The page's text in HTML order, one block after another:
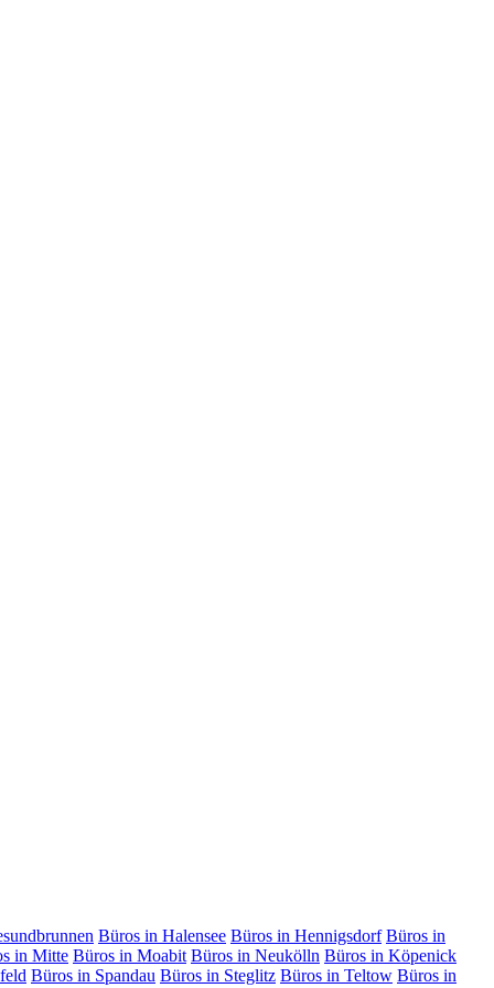
Büros in Halensee Büros in Hennigsdorf Büros in
in Mitte Büros in Moabit Büros in Neukölln Büros in Köpenick
Büros in Spandau Büros in Steglitz Büros in Teltow Büros in